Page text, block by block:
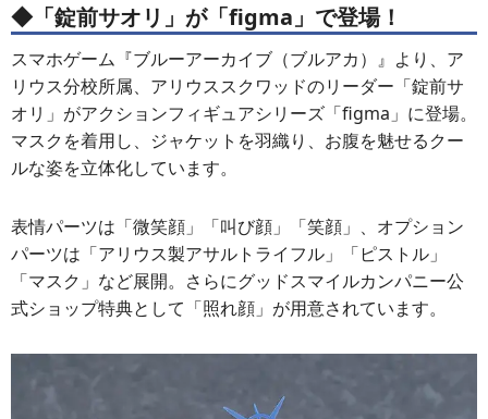
◆「錠前サオリ」が「figma」で登場！
スマホゲーム『ブルーアーカイブ（ブルアカ）』より、ア
リウス分校所属、アリウススクワッドのリーダー「錠前サ
オリ」がアクションフィギュアシリーズ「figma」に登場。
マスクを着用し、ジャケットを羽織り、お腹を魅せるクー
ルな姿を立体化しています。
表情パーツは「微笑顔」「叫び顔」「笑顔」、オプション
パーツは「アリウス製アサルトライフル」「ピストル」
「マスク」など展開。さらにグッドスマイルカンパニー公
式ショップ特典として「照れ顔」が用意されています。